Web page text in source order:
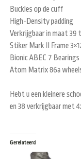
Buckles op de cuff
High-Density padding
Verkrijgbaar in maat 39
Stiker Mark II Frame
Bionic ABEC 7 Bearings
Atom Matrix 86a
Hebt u een kleinere
en 38 verkrijgbaar met
Gerelateerd